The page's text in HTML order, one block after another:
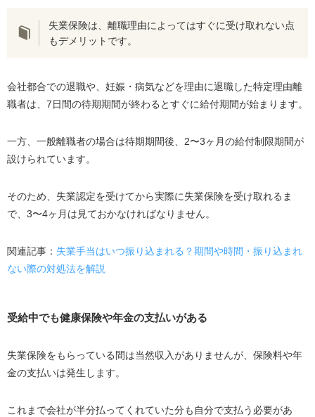
失業保険は、離職理由によってはすぐに受け取れない点
もデメリットです。
会社都合での退職や、妊娠・病気などを理由に退職した特定理由離
職者は、7日間の待期期間が終わるとすぐに給付期間が始まります。
一方、一般離職者の場合は待期期間後、2〜3ヶ月の給付制限期間が
設けられています。
そのため、失業認定を受けてから実際に失業保険を受け取れるま
で、3〜4ヶ月は見ておかなければなりません。
関連記事： 失業手当はいつ振り込まれる？期間や時間・振り込まれ
ない際の対処法を解説
受給中でも健康保険や年金の支払いがある
失業保険をもらっている間は当然収入がありませんが、保険料や年
金の支払いは発生します。
これまで会社が半分払ってくれていた分も自分で支払う必要があ